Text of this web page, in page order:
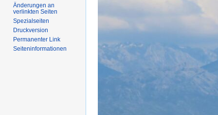
Änderungen an
verlinkten Seiten
Spezialseiten
Druckversion
Permanenter Link
Seiten­informationen